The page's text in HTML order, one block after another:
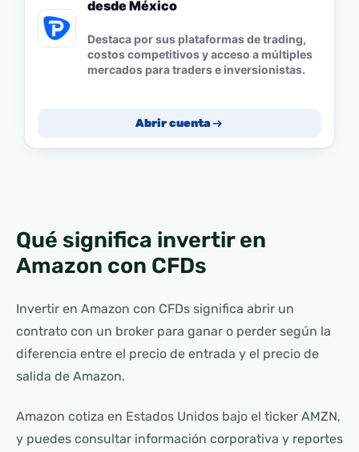
desde México
Destaca por sus plataformas de trading,
costos competitivos y acceso a múltiples
mercados para traders e inversionistas.
Abrir cuenta
Qué significa invertir en
Amazon con CFDs
Invertir en Amazon con CFDs significa abrir un
contrato con un broker para ganar o perder según la
diferencia entre el precio de entrada y el precio de
salida de Amazon.
Amazon cotiza en Estados Unidos bajo el ticker AMZN,
y puedes consultar información corporativa y reportes